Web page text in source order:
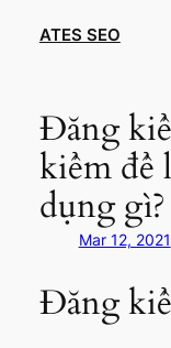
ATES SEO
Đăng
kiểm để
dụng gì?
Mar 12, 2021
Đăng